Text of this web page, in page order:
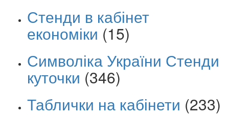
Стенди в кабінет
економіки (15)
Символіка України Стенди
куточки (346)
Таблички на кабінети (233)